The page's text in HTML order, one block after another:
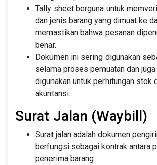
Tally sheet berguna untuk
dan jenis barang yang dimuat ke
memastikan bahwa pesanan
benar.
Dokumen ini sering digunakan
selama proses pemuatan dan
digunakan untuk perhitungan stok
akuntansi.
Surat Jalan (Waybill)
Surat jalan adalah dokumen
berfungsi sebagai kontrak antara
penerima barang.